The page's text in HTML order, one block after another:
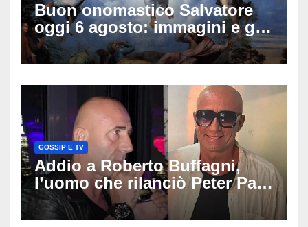
Buon onomastico Salvatore
oggi 6 agosto: immagini e gif
di auguri da condividere
GOSSIP E TV
Addio a Roberto Buffagni,
l’uomo che rilanciò Peter Pan
e Villa delle Rose: aveva 59
anni